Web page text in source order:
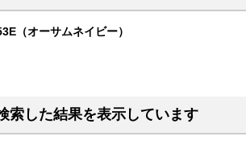
（オーサムネイビー）
索した結果を表示しています